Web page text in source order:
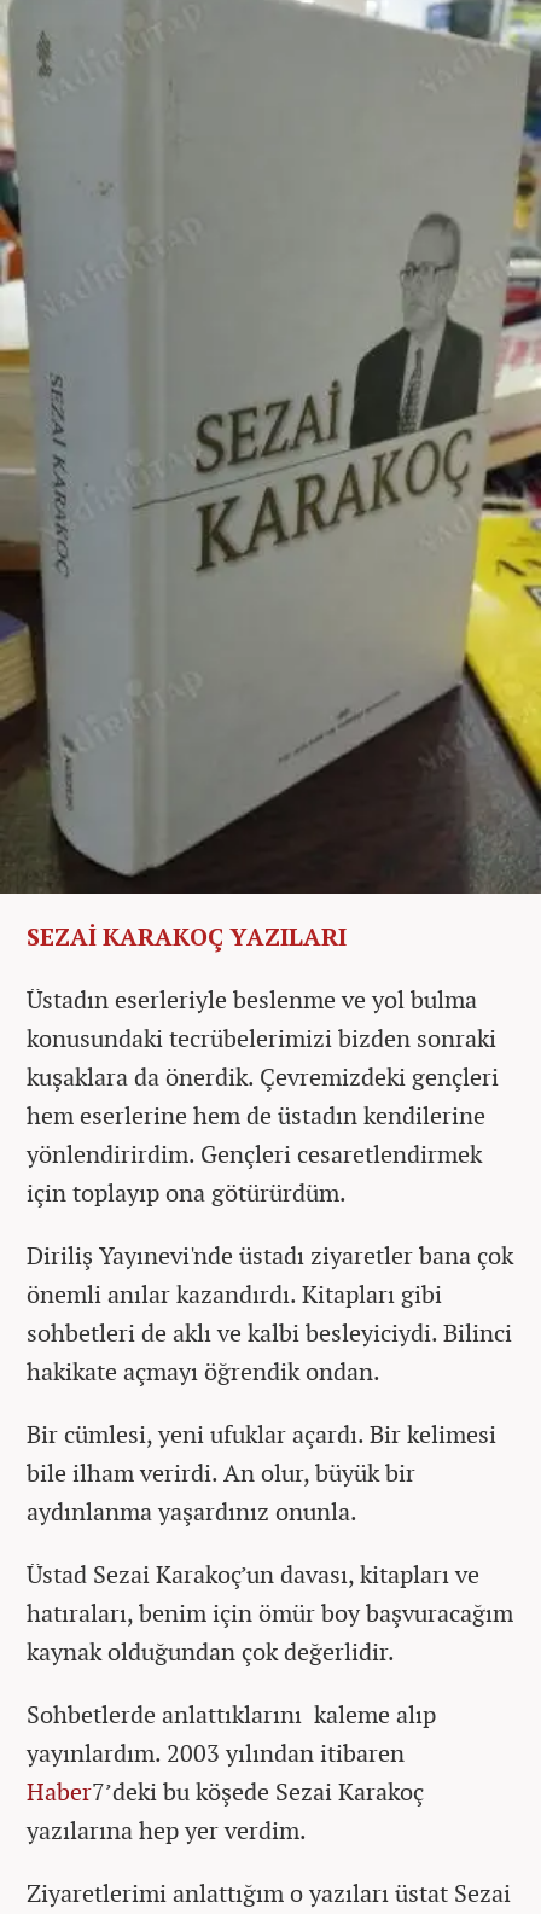
SEZAİ KARAKOÇ YAZILARI
Üstadın eserleriyle beslenme ve yol bulma
konusundaki tecrübelerimizi bizden sonraki
kuşaklara da önerdik. Çevremizdeki gençleri
hem eserlerine hem de üstadın kendilerine
yönlendirirdim. Gençleri cesaretlendirmek
için toplayıp ona götürürdüm.
Diriliş Yayınevi'nde üstadı ziyaretler bana çok
önemli anılar kazandırdı. Kitapları gibi
sohbetleri de aklı ve kalbi besleyiciydi. Bilinci
hakikate açmayı öğrendik ondan.
Bir cümlesi, yeni ufuklar açardı. Bir kelimesi
bile ilham verirdi. An olur, büyük bir
aydınlanma yaşardınız onunla.
Üstad Sezai Karakoç’un davası, kitapları ve
hatıraları, benim için ömür boy başvuracağım
kaynak olduğundan çok değerlidir.
Sohbetlerde anlattıklarını kaleme alıp
yayınlardım. 2003 yılından itibaren
Haber7’deki bu köşede Sezai Karakoç
yazılarına hep yer verdim.
Ziyaretlerimi anlattığım o yazıları üstat Sezai